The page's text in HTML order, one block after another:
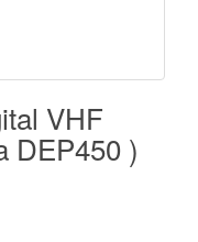
VHF
DEP450 )